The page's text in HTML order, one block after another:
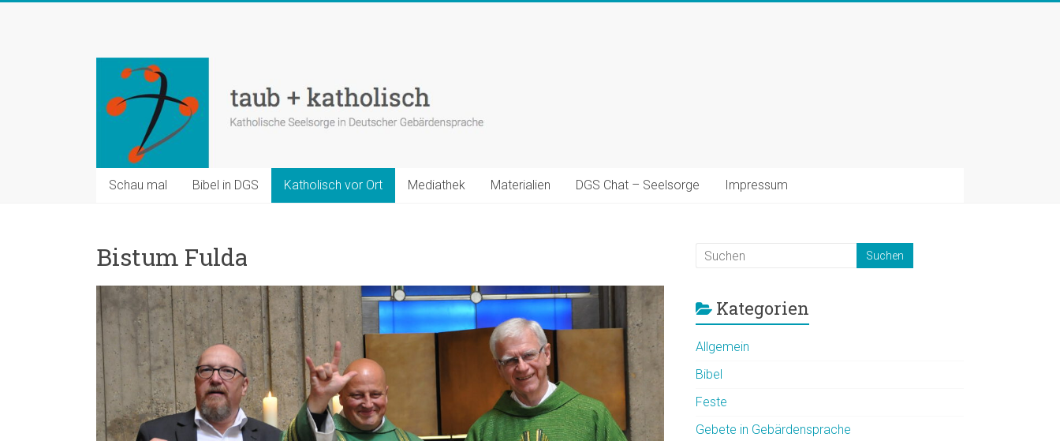
taub
katholisch
Katholische
Seelsorge
Schau mal Bibel in DGS Katholisch vor Ort Mediathek Materialien DGS Chat – Seelsorge Impressum
Bistum Fulda
Kategorien
Allgemein
Bibel
Feste
Gebete in Gebärdensprache